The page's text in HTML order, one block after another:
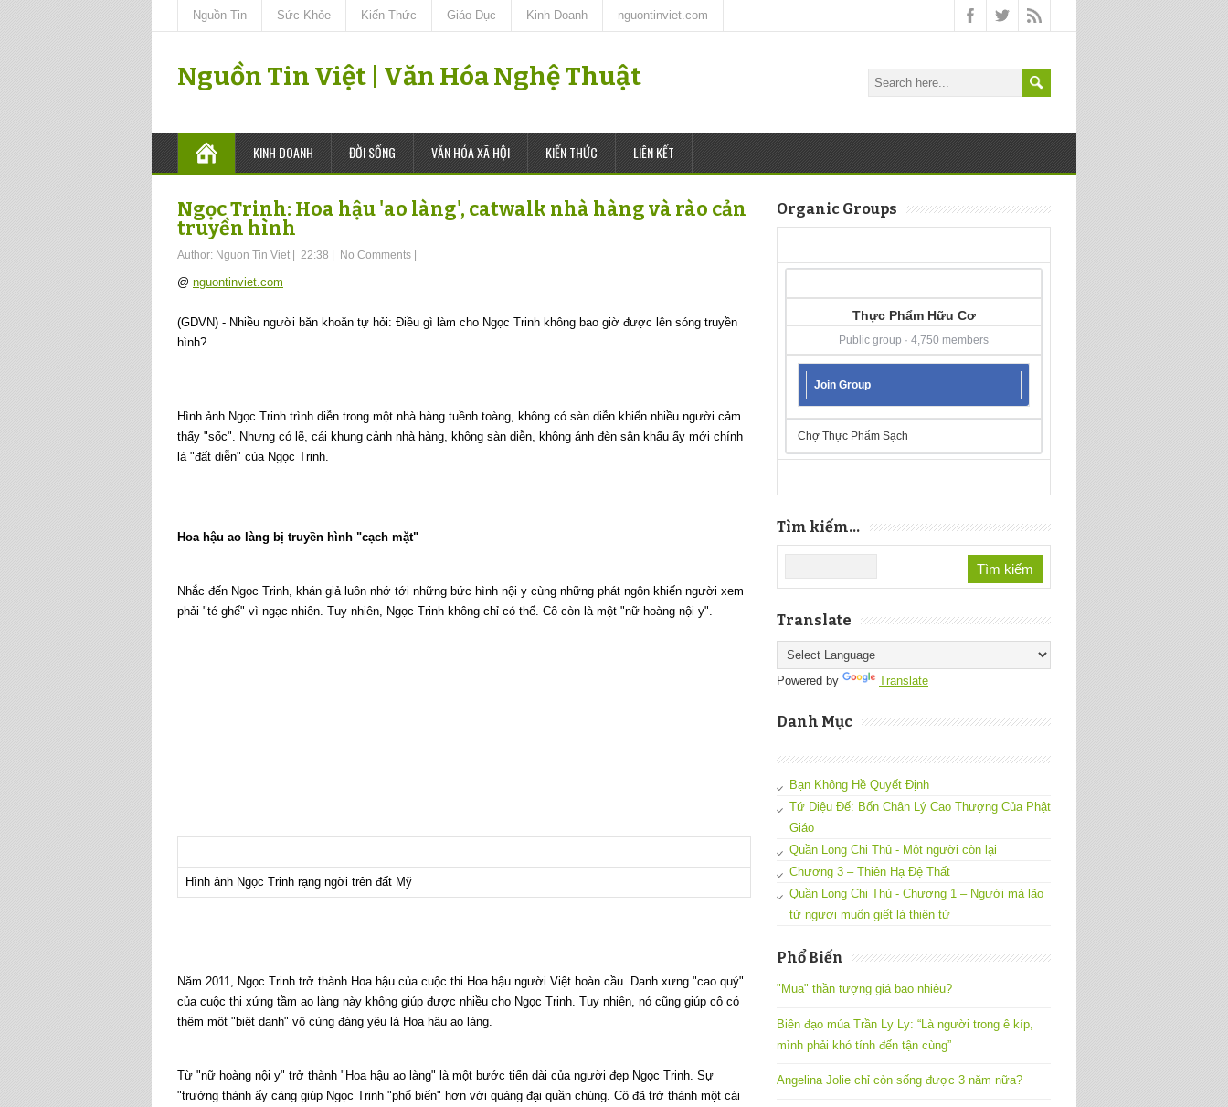
Nguồn Tin Sức Khỏe Kiến Thức Giáo Dục Kinh Doanh nguontinviet.com
Nguồn Tin Việt | Văn Hóa Nghệ Thuật
KINH DOANH ĐỜI SỐNG VĂN HÓA XÃ HỘI KIẾN THỨC LIÊN KẾT
Ngọc Trinh: Hoa hậu 'ao làng', catwalk nhà hàng và rào cản
truyền hình
Author: Nguon Tin Viet 22:38 No Comments
@ nguontinviet.com
(GDVN) - Nhiều người băn khoăn tự hỏi: Điều gì làm cho Ngọc Trinh không bao giờ được lên sóng truyền
hình?
Hình ảnh Ngọc Trinh trình diễn trong một nhà hàng tuềnh toàng, không có sàn diễn khiến nhiều người cảm
thấy "sốc". Nhưng có lẽ, cái khung cảnh nhà hàng, không sàn diễn, không ánh đèn sân khấu ấy mới chính
là "đất diễn" của Ngọc Trinh.
Hoa hậu ao làng bị truyền hình "cạch mặt"
Nhắc đến Ngọc Trinh, khán giả luôn nhớ tới những bức hình nội y cùng những phát ngôn khiến người xem
phải "té ghế" vì ngạc nhiên. Tuy nhiên, Ngọc Trinh không chỉ có thế. Cô còn là một "nữ hoàng nội y".
Hình ảnh Ngọc Trinh rạng ngời trên đất Mỹ
Năm 2011, Ngọc Trinh trở thành Hoa hậu của cuộc thi Hoa hậu người Việt hoàn cầu. Danh xưng "cao quý"
của cuộc thi xứng tầm ao làng này không giúp được nhiều cho Ngọc Trinh. Tuy nhiên, nó cũng giúp cô có
thêm một "biệt danh" vô cùng đáng yêu là Hoa hậu ao làng.
Từ "nữ hoàng nội y" trở thành "Hoa hậu ao làng" là một bước tiến dài của người đẹp Ngọc Trinh. Sự
"trưởng thành ấy càng giúp Ngọc Trinh "phổ biến" hơn với quảng đại quần chúng. Cô đã trở thành một cái
Organic Groups
Thực Phẩm Hữu Cơ
Public group · 4,750 members
Join Group
Chợ Thực Phẩm Sạch
Tìm kiếm...
Translate
Powered by Translate
Danh Mục
Bạn Không Hề Quyết Định
Tứ Diệu Đế: Bốn Chân Lý Cao Thượng Của Phật
Giáo
Quần Long Chi Thủ - Một người còn lại
Chương 3 – Thiên Hạ Đệ Thất
Quần Long Chi Thủ - Chương 1 – Người mà lão
tử ngươi muốn giết là thiên tử
Phổ Biến
"Mua" thần tượng giá bao nhiêu?
Biên đạo múa Trần Ly Ly: “Là người trong ê kíp,
mình phải khó tính đến tận cùng”
Angelina Jolie chỉ còn sống được 3 năm nữa?